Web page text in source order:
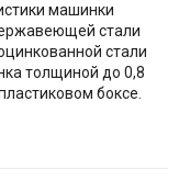
машинки
стали
стали
толщиной до 0,8
боксе.